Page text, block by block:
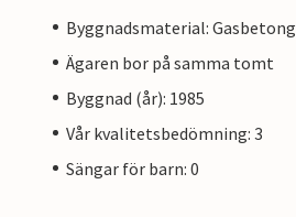
Byggnadsmaterial: Gasbetong
Ägaren bor på samma tomt
Byggnad (år): 1985
Vår kvalitetsbedömning: 3
Sängar för barn: 0